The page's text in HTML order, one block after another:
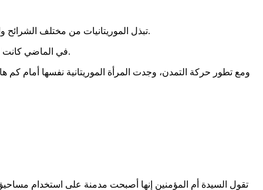
تبذل الموريتانيات من مختلف الشرائح والألوان جهدا حثيثا من أجل الحصول على بشرة بيضاء وناعمة، ذلك أن شرط الجمال الوحيد بالنسبة للمرأة الموريتانية هو بشرة بيضاء أو فاتحة.
في الماضي كانت المرأة الموريتانية تلجأ في التجميل إلى وسائل طبيعية غذائية أو مواد تجميل ومستحضرات مصنوعة من وسائل طبيعية نباتية أو معادن طبيعية.
ومع تطور حركة التمدن، وجدت المرأة الموريتانية نفسها أمام
تقول السيدة أم المؤمنين إنها أصبحت مدمنة على استخدام